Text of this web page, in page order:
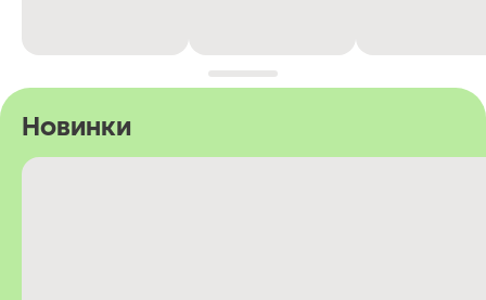
Новинки